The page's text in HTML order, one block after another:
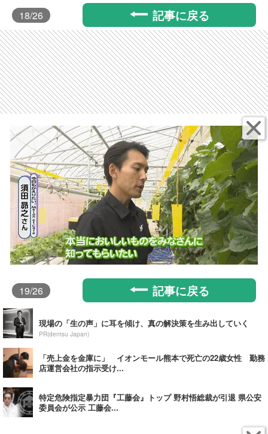
18/26 記事に戻る
19/26 記事に戻る
現場の「生の声」に耳を傾け、真の解決策を生み出していく
PR(dentsu Japan)
「売上金を金庫に」 イオンモール熊本で死亡の22歳女性 勤務
店運営会社の指示受け...
特定危険指定暴力団『工藤会』トップ 野村悟総裁が引退 県公安
委員会が公示 工藤会...